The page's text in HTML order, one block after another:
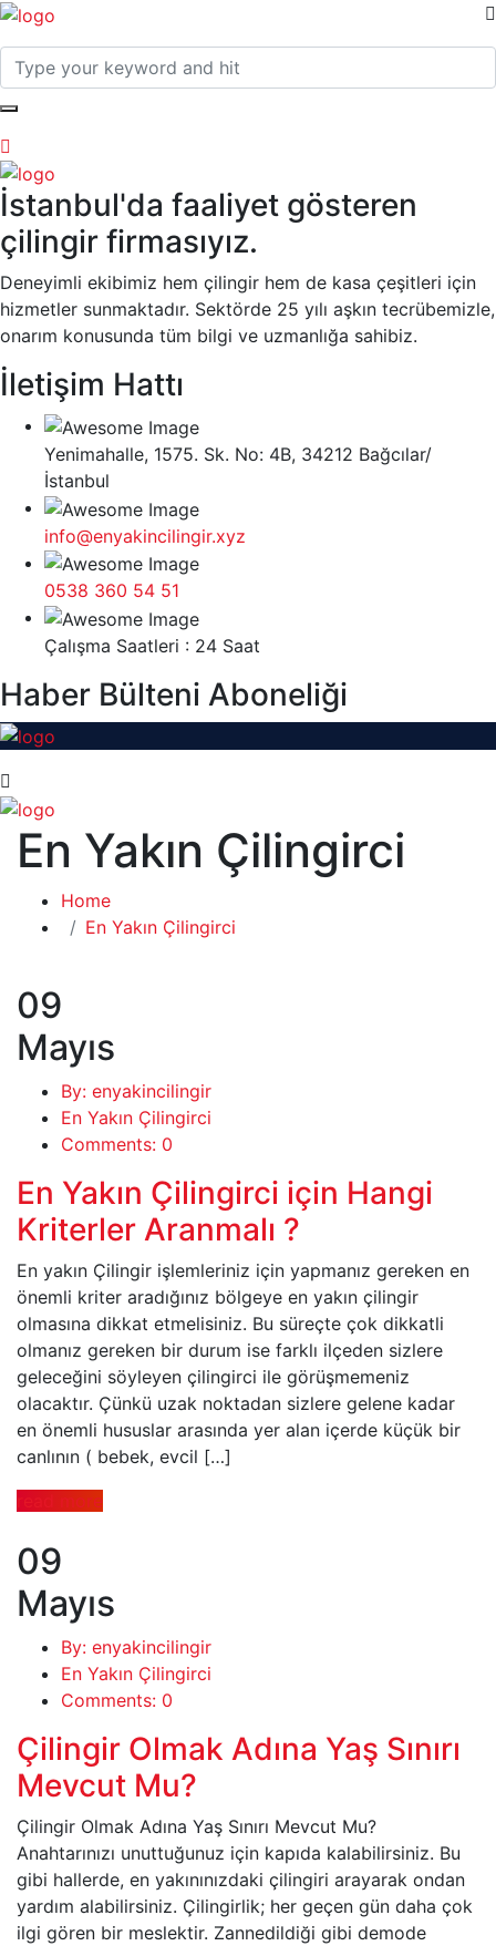
İstanbul'da faaliyet gösteren
çilingir firmasıyız.
Deneyimli ekibimiz hem çilingir hem de kasa çeşitleri için
hizmetler sunmaktadır. Sektörde 25 yılı aşkın tecrübemizle,
onarım konusunda tüm bilgi ve uzmanlığa sahibiz.
İletişim Hattı
Yenimahalle, 1575. Sk. No: 4B, 34212 Bağcılar/
İstanbul
info@enyakincilingir.xyz
0538 360 54 51
Çalışma Saatleri : 24 Saat
Haber Bülteni Aboneliği
En Yakın Çilingirci
Home
En Yakın Çilingirci
09
Mayıs
By: enyakincilingir
En Yakın Çilingirci
Comments: 0
En Yakın Çilingirci için Hangi
Kriterler Aranmalı ?
En yakın Çilingir işlemleriniz için yapmanız gereken en
önemli kriter aradığınız bölgeye en yakın çilingir
olmasına dikkat etmelisiniz. Bu süreçte çok dikkatli
olmanız gereken bir durum ise farklı ilçeden sizlere
geleceğini söyleyen çilingirci ile görüşmemeniz
olacaktır. Çünkü uzak noktadan sizlere gelene kadar
en önemli hususlar arasında yer alan içerde küçük bir
canlının ( bebek, evcil […]
read more
09
Mayıs
By: enyakincilingir
En Yakın Çilingirci
Comments: 0
Çilingir Olmak Adına Yaş Sınırı
Mevcut Mu?
Çilingir Olmak Adına Yaş Sınırı Mevcut Mu?
Anahtarınızı unuttuğunuz için kapıda kalabilirsiniz. Bu
gibi hallerde, en yakınınızdaki çilingiri arayarak ondan
yardım alabilirsiniz. Çilingirlik; her geçen gün daha çok
ilgi gören bir meslektir. Zannedildiği gibi demode